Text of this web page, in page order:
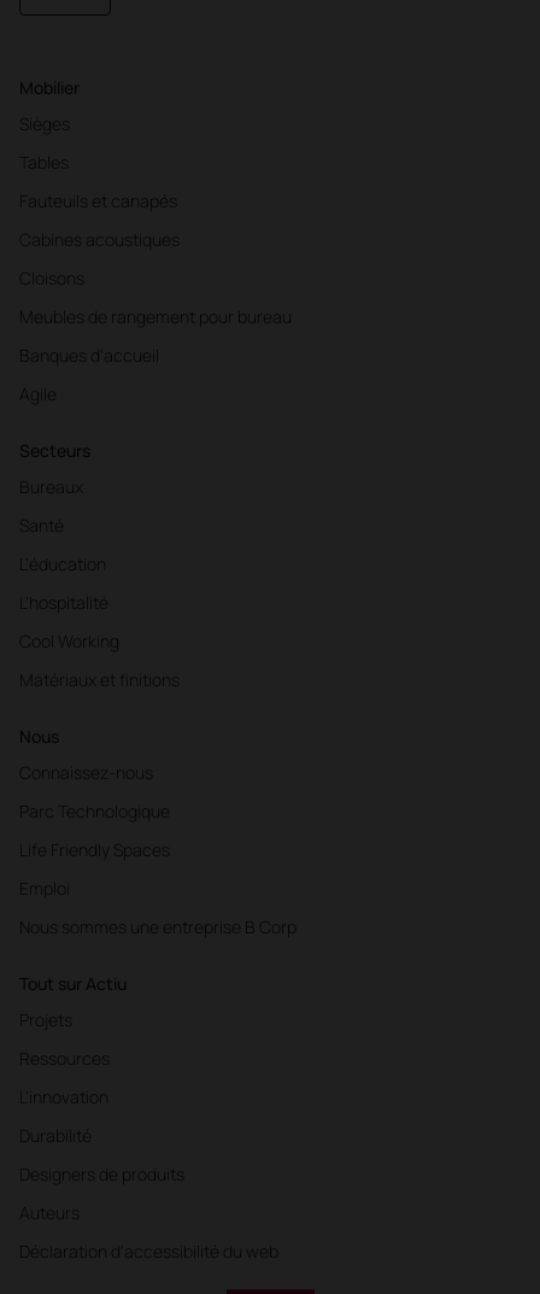
Mobilier
Sièges
Tables
Fauteuils et canapés
Cabines acoustiques
Cloisons
Meubles de rangement pour bureau
Banques d'accueil
Agile
Secteurs
Bureaux
Santé
L'éducation
L'hospitalité
Cool Working
Matériaux et finitions
Nous
Connaissez-nous
Parc Technologique
Life Friendly Spaces
Emploi
Nous sommes une entreprise B Corp
Tout sur Actiu
Projets
Ressources
L'innovation
Durabilité
Designers de produits
Auteurs
Déclaration d'accessibilité du web